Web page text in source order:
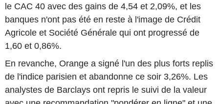
le CAC 40 avec des gains de 4,54 et 2,09%, et les
banques n'ont pas été en reste à l'image de Crédit
Agricole et Société Générale qui ont progressé de
1,60 et 0,86%.
En revanche, Orange a signé l'un des plus forts replis
de l'indice parisien et abandonne ce soir 3,26%. Les
analystes de Barclays ont repris le suivi de la valeur